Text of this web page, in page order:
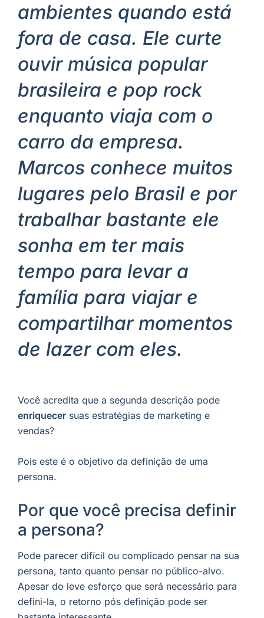
ambientes quando está
fora de casa. Ele curte
ouvir música popular
brasileira e pop rock
enquanto viaja com o
carro da empresa.
Marcos conhece muitos
lugares pelo Brasil e por
trabalhar bastante ele
sonha em ter mais
tempo para levar a
família para viajar e
compartilhar momentos
de lazer com eles.
Você acredita que a segunda descrição pode
enriquecer suas estratégias de marketing e
vendas?
Pois este é o objetivo da definição de uma
persona.
Por que você precisa definir
a persona?
Pode parecer difícil ou complicado pensar na sua
persona, tanto quanto pensar no público-alvo.
Apesar do leve esforço que será necessário para
defini-la, o retorno pós definição pode ser